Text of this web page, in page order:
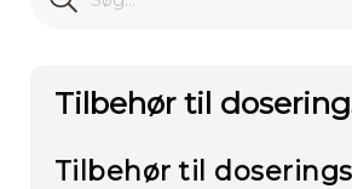
Tilbehør til
Tilbehør til